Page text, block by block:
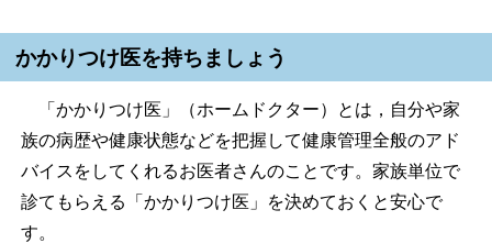
かかりつけ医を持ちましょう
「かかりつけ医」（ホームドクター）とは，自分や家
族の病歴や健康状態などを把握して健康管理全般のアド
バイスをしてくれるお医者さんのことです。家族単位で
診てもらえる「かかりつけ医」を決めておくと安心で
す。